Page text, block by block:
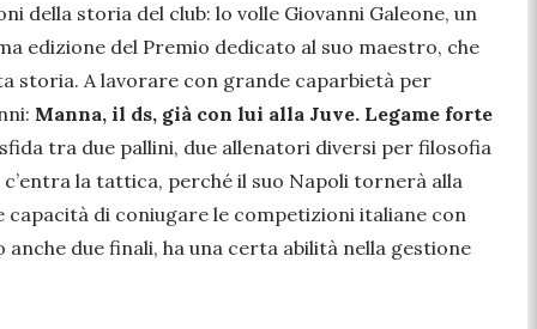
della storia del club: lo volle Giovanni Galeone, un
edizione del Premio dedicato al suo maestro, che
storia. A lavorare con grande caparbietà per
Manna, il ds, già con lui alla Juve. Legame forte
tra due pallini, due allenatori diversi per filosofia
la tattica, perché il suo Napoli tornerà alla
di coniugare le competizioni italiane con
anche due finali, ha una certa abilità nella gestione